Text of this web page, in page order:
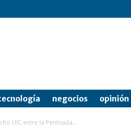
negocios opinión
UIC entre la Península...